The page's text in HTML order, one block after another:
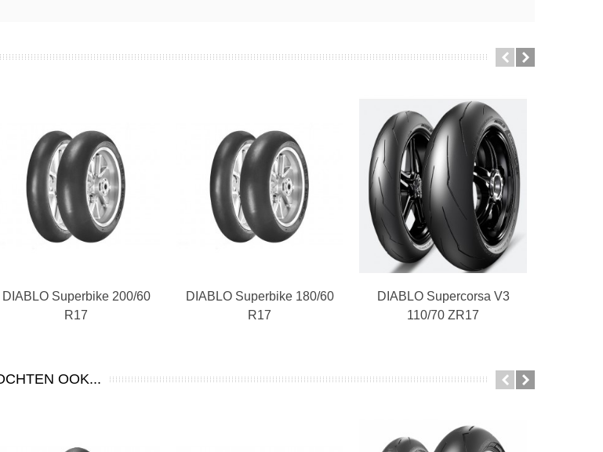
In winkelwagen
DIABLO Superbike 200/60
R17
In winkelwagen
DIABLO Superbike 180/60
R17
In winkelwagen
DIABLO Supercorsa V3
110/70 ZR17
OOK...